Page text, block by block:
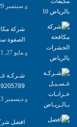
سبتمبر 29, 2021
الصفوة
مايو 27, 2021
شـركـة
ديسمبر 23, 2020